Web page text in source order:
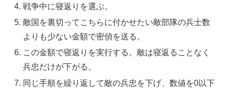
戦争中に寝返りを選ぶ。
敵国を裏切ってこちらに付かせたい敵部隊の兵士数
よりも少ない金額で密偵を送る。
この金額で寝返りを実行する。敵は寝返ることなく
兵忠だけが下がる。
同じ手順を繰り返して敵の兵忠を下げ、数値を0以下